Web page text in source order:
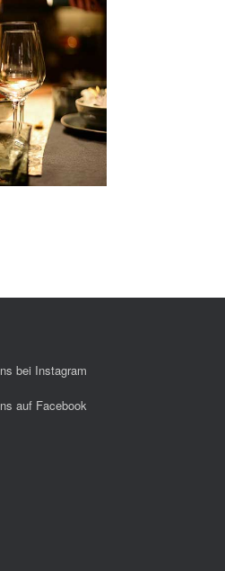
bei Instagram
auf Facebook